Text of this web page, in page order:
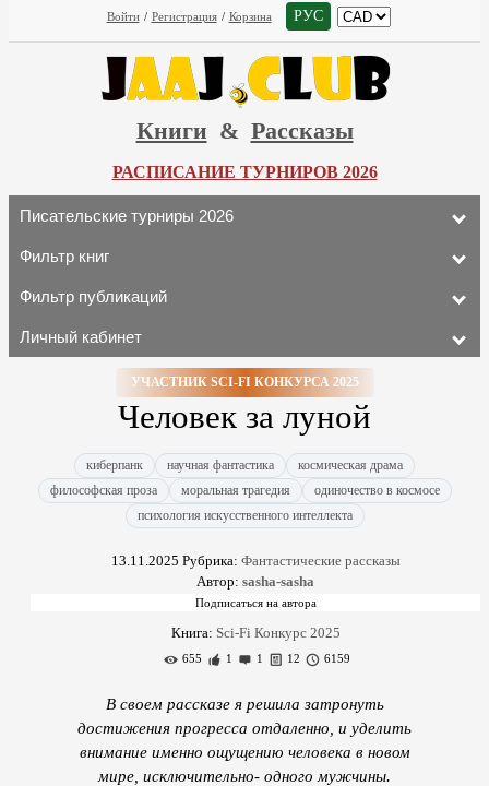
Войти / Регистрация / Корзина РУС
Книги & Рассказы
РАСПИСАНИЕ ТУРНИРОВ 2026
Писательские турниры 2026
Фильтр книг
Фильтр публикаций
Личный кабинет
УЧАСТНИК SCI-FI КОНКУРСА 2025
Человек за луной
киберпанк научная фантастика
космическая драма
философская проза
моральная трагедия
одиночество в космосе
психология искусственного интеллекта
13.11.2025 Рубрика: Фантастические рассказы
Автор: sasha-sasha
Книга: Sci-Fi Конкурс 2025
655 1 1 12 6159
В своем рассказе я решила затронуть
достижения прогресса отдаленно, и уделить
внимание именно ощущению человека в новом
мире, исключительно- одного мужчины.